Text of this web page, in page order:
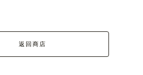
返回商店